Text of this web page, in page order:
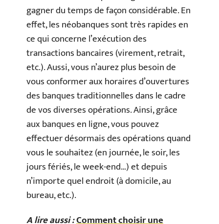
gagner du temps de façon considérable. En
effet, les néobanques sont très rapides en
ce qui concerne l’exécution des
transactions bancaires (virement, retrait,
etc.). Aussi, vous n’aurez plus besoin de
vous conformer aux horaires d’ouvertures
des banques traditionnelles dans le cadre
de vos diverses opérations. Ainsi, grâce
aux banques en ligne, vous pouvez
effectuer désormais des opérations quand
vous le souhaitez (en journée, le soir, les
jours fériés, le week-end…) et depuis
n’importe quel endroit (à domicile, au
bureau, etc.).
A lire aussi :Comment choisir une